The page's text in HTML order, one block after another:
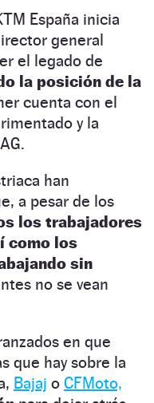
España inicia
general
el legado de
la posición de la
cuenta con el
y la
han
a pesar de los
los trabajadores
como los
sin
no se vean
en que
que hay sobre la
Bajaj o CFMoto,